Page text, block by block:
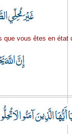
que vous êtes en état